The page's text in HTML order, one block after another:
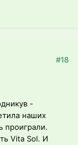
#18
-
наших
проиграли.
Vita Sol. И